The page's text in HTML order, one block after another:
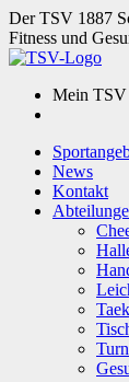
Der TSV 1887
Fitness und
Mein TSV
News
Kontakt